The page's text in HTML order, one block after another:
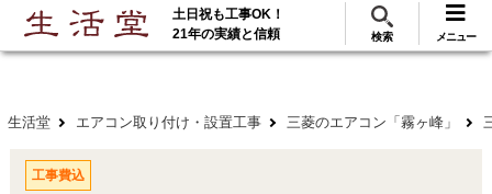
ご利用 288万･工事実績117万件! 無料見積
土日祝も工事OK！
21年の実績と信頼
検索 メニュー
生活堂 エアコン取り付け・設置工事 三菱のエアコン「霧ヶ峰」
工事費込